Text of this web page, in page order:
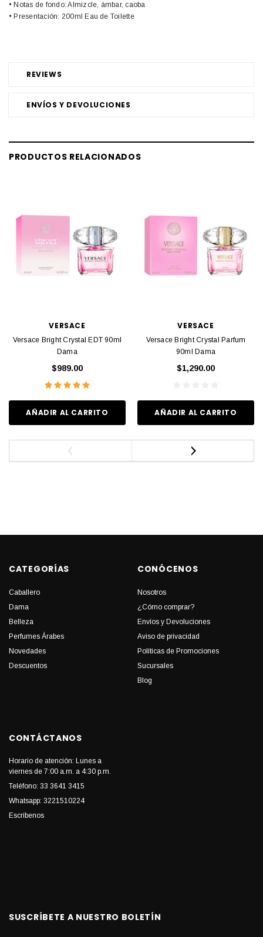
REVIEWS
ENVÍOS Y DEVOLUCIONES
• Notas de fondo: Almizcle, ámbar, caoba
• Presentación: 200ml Eau de Toilette
PRODUCTOS RELACIONADOS
VERSACE
Versace Bright Crystal EDT 90ml
Dama
$989.00
AÑADIR AL CARRITO
VERSACE
Versace Bright Crystal Parfum
90ml Dama
$1,290.00
AÑADIR AL CARRITO
CATEGORÍAS
Caballero
Dama
Belleza
Perfumes Árabes
Novedades
Descuentos
CONÓCENOS
Nosotros
¿Cómo comprar?
Envíos y Devoluciones
Aviso de privacidad
Políticas de Promociones
Sucursales
Blog
CONTÁCTANOS
Horario de atención: Lunes a
viernes de 7:00 a.m. a 4:30 p.m.
Teléfono: 33 3641 3415
Whatsapp: 3221510224
Escríbenos
SUSCRÍBETE A NUESTRO BOLETÍN